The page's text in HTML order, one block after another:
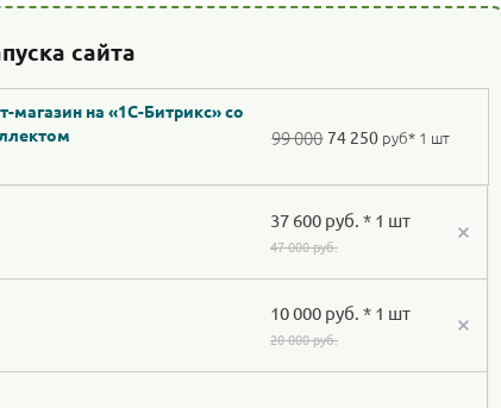
сайта
магазин на «1С-Битрикс» со
99 000 74 250 руб* 1 шт
37 600 руб. * 1 шт
47 000 руб.
10 000 руб. * 1 шт
20 000 руб.